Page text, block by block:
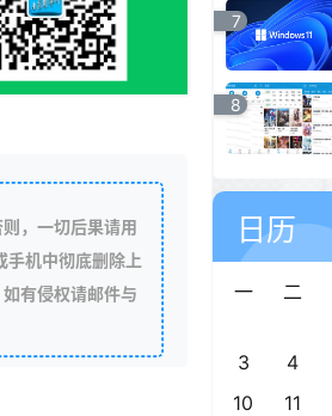
，一切后果请用
手机中彻底删除上
有侵权请邮件与
7
8
日历
一 二
3
4
10
11